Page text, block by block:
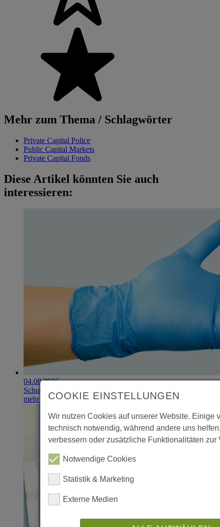
Mehr zum Thema / Schlagwörter
Private Capital Police
Public Capital Markets
Private Capital Fonds
Diese Artikel könnten Sie auch
interessieren:
04.08.2026
Schutzhandschuhe erzielen 900.000-Euro-Exit
mehr erfahrenCOOKIE EINSTELLUNGEN
Wir nutzen Cookies auf unserer Website. Einige
technisch notwendig, während andere uns
verbessern oder zusätzliche Funktionalitäten zur
Notwendige Cookies
Statistik & Marketing
Externe Medien